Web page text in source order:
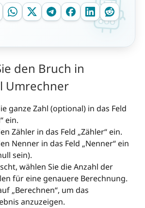
den Bruch in
Umrechner
ganze Zahl (optional) in das Feld
ein.
Zähler in das Feld „Zähler“ ein.
Nenner in das Feld „Nenner“ ein
sein).
wählen Sie die Anzahl der
für eine genauere Berechnung.
„Berechnen“, um das
anzuzeigen.